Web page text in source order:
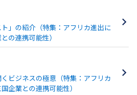
ト」の紹介（特集：アフリカ進出に
の連携可能性）
ビジネスの極意（特集：アフリカ
企業との連携可能性）